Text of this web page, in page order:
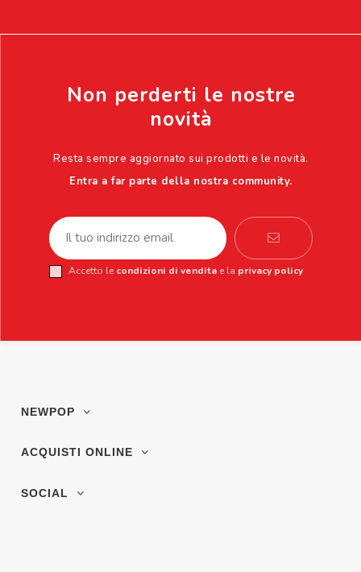
Non perderti le nostre
novità
Resta sempre aggiornato sui prodotti e le novità.
Entra a far parte della nostra community.
Accetto le condizioni di venditae la privacy policy
NEWPOP
ACQUISTI ONLINE
SOCIAL